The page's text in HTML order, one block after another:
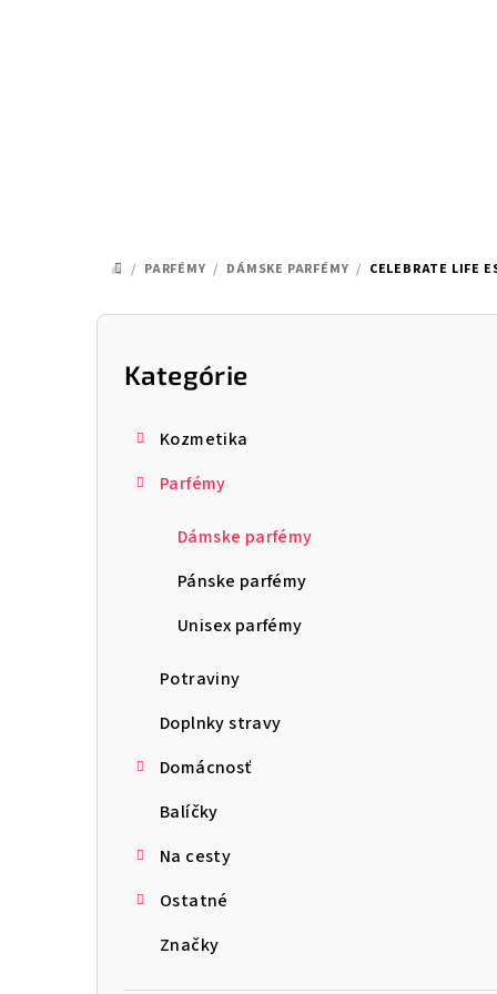
DOMOV
/ PARFÉMY / DÁMSKE PARFÉMY / CELEBRATE LIFE
B
Preskočiť
kategórie
Kategórie
Kozmetika
Parfémy
Dámske parfémy
Pánske parfémy
Unisex parfémy
Potraviny
Doplnky stravy
Domácnosť
Balíčky
Na cesty
Ostatné
Značky